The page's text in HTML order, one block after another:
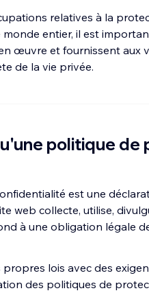
relatives à la
entier, il est
œuvre et fournissent aux
de la vie privée.
politique de
est une
web collecte, utilise,
à une obligation légale
lois avec des
des politiques de